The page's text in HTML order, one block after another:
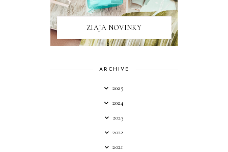
ZIAJA NOVINKY
ARCHIVE
2025
2024
2023
2022
2021